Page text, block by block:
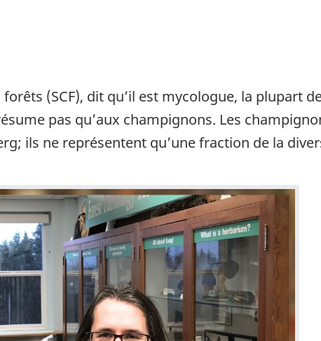
(SCF), dit qu’il est mycologue, la plupart
pas qu’aux champignons. Les
ils ne représentent qu’une fraction de la